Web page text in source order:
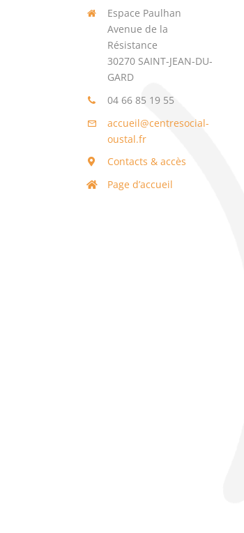
Espace Paulhan
Avenue de la
Résistance
30270 SAINT-JEAN-DU-
GARD
04 66 85 19 55
accueil@centresocial-
oustal.fr
Contacts & accès
Page d’accueil